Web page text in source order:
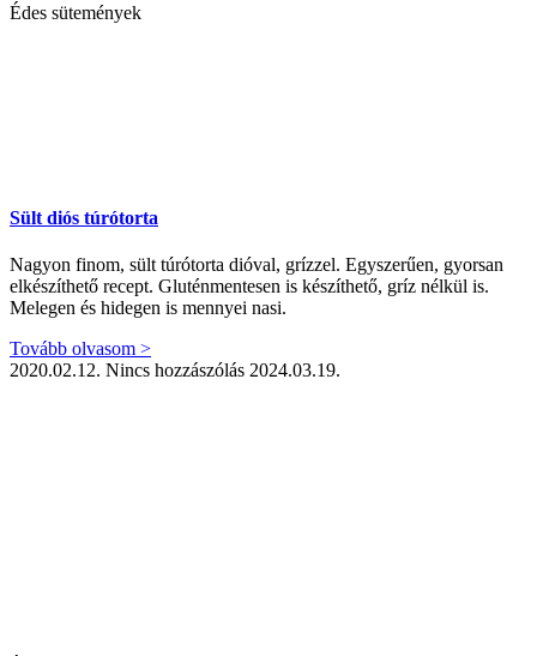
Édes sütemények
Sült diós túrótorta
Nagyon finom, sült túrótorta dióval, grízzel. Egyszerűen, gyorsan
elkészíthető recept. Gluténmentesen is készíthető, gríz nélkül is.
Melegen és hidegen is mennyei nasi.
Tovább olvasom >
2020.02.12. Nincs hozzászólás 2024.03.19.